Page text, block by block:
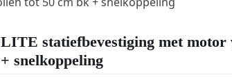
statiefbevestiging met motor
snelkoppeling